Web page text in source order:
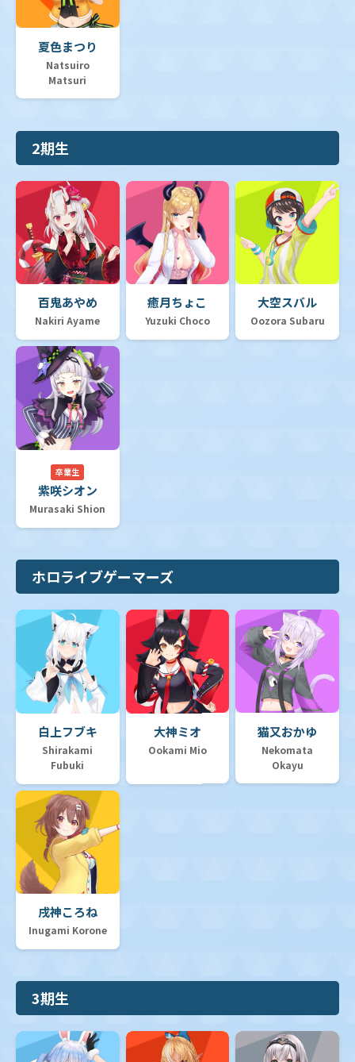
夏色まつり
Natsuiro
Matsuri
2期生
百鬼あやめ
Nakiri Ayame
癒月ちょこ
Yuzuki Choco
大空スバル
Oozora Subaru
卒業生
紫咲シオン
Murasaki Shion
ホロライブゲーマーズ
白上フブキ
Shirakami
Fubuki
大神ミオ
Ookami Mio
猫又おかゆ
Nekomata
Okayu
戌神ころね
Inugami Korone
3期生